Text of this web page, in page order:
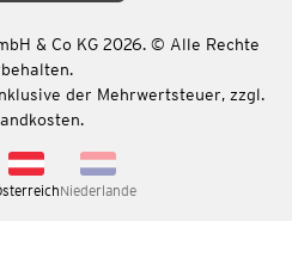
& Co KG 2026. © Alle Rechte
der Mehrwertsteuer, zzgl.
Niederlande